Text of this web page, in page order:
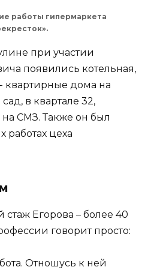
работы гипермаркета
при участии
появились котельная,
квартирные дома на
в квартале 32,
на СМЗ. Также он был
работах цеха
Егорова – более 40
говорит просто:
Отношусь к ней